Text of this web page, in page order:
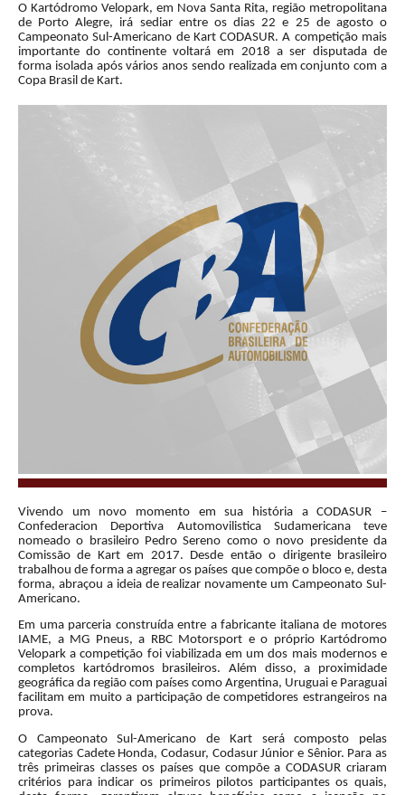
O Kartódromo Velopark, em Nova Santa Rita, região metropolitana
de Porto Alegre, irá sediar entre os dias 22 e 25 de agosto o
Campeonato Sul-Americano de Kart CODASUR. A competição mais
importante do continente voltará em 2018 a ser disputada de
forma isolada após vários anos sendo realizada em conjunto com a
Copa Brasil de Kart.
Vivendo um novo momento em sua história a CODASUR –
Confederacion Deportiva Automovilistica Sudamericana teve
nomeado o brasileiro Pedro Sereno como o novo presidente da
Comissão de Kart em 2017. Desde então o dirigente brasileiro
trabalhou de forma a agregar os países que compõe o bloco e, desta
forma, abraçou a ideia de realizar novamente um Campeonato Sul-
Americano.
Em uma parceria construída entre a fabricante italiana de motores
IAME, a MG Pneus, a RBC Motorsport e o próprio Kartódromo
Velopark a competição foi viabilizada em um dos mais modernos e
completos kartódromos brasileiros. Além disso, a proximidade
geográfica da região com países como Argentina, Uruguai e Paraguai
facilitam em muito a participação de competidores estrangeiros na
prova.
O Campeonato Sul-Americano de Kart será composto pelas
categorias Cadete Honda, Codasur, Codasur Júnior e Sênior. Para as
três primeiras classes os países que compõe a CODASUR criaram
critérios para indicar os primeiros pilotos participantes os quais,